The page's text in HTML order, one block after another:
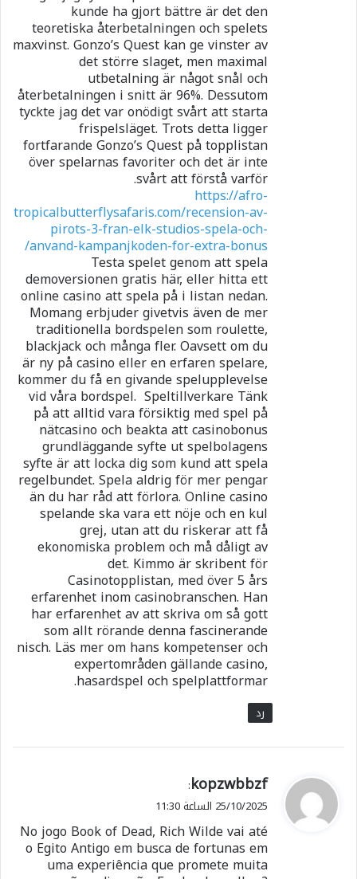
kunde ha gjort bättre är det den
teoretiska återbetalningen och spelets
maxvinst. Gonzo’s Quest kan ge vinster av
det större slaget, men maximal
utbetalning är något snål och
återbetalningen i snitt är 96%. Dessutom
tyckte jag det var onödigt svårt att starta
frispelsläget. Trots detta ligger
fortfarande Gonzo’s Quest på topplistan
över spelarnas favoriter och det är inte
svårt att förstå varför.
https://afro-
tropicalbutterflysafaris.com/recension-av-
pirots-3-fran-elk-studios-spela-och-
anvand-kampanjkoden-for-extra-bonus/
Testa spelet genom att spela
demoversionen gratis här, eller hitta ett
online casino att spela på i listan nedan.
Momang erbjuder givetvis även de mer
traditionella bordspelen som roulette,
blackjack och många fler. Oavsett om du
är ny på casino eller en erfaren spelare,
kommer du få en givande spelupplevelse
vid våra bordspel. Speltillverkare Tänk
på att alltid vara försiktig med spel på
nätcasino och beakta att casinobonus
grundläggande syfte ut spelbolagens
syfte är att locka dig som kund att spela
regelbundet. Spela aldrig för mer pengar
än du har råd att förlora. Online casino
spelande ska vara ett nöje och en kul
grej, utan att du riskerar att få
ekonomiska problem och må dåligt av
det. Kimmo är skribent för
Casinotopplistan, med över 5 års
erfarenhet inom casinobranschen. Han
har erfarenhet av att skriva om så gott
som allt rörande denna fascinerande
nisch. Läs mer om hans kompetenser och
expertområden gällande casino,
hasardspel och spelplattformar.
رد
ي
ق
ل
kopzwbbzf
:
25/10/2025 الساعة 11:30
No jogo Book of Dead, Rich Wilde vai até
o Egito Antigo em busca de fortunas em
uma experiência que promete muita